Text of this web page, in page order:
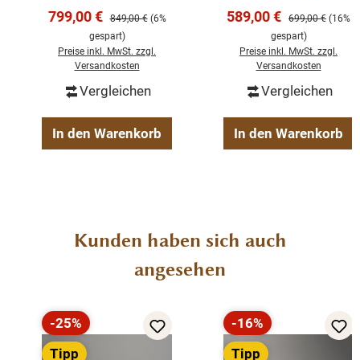
fertig montiert
stabile Regalböden
Landhaus-Stil
Massivholz
Teakholz
Losari
Weichholz
Verkaufspreis:
799,00 € Regulärer Preis:
849,00 € (6%
gespart)
Preise inkl. MwSt. zzgl.
Versandkosten
Vergleichen
In den Warenkorb
Verkaufspreis:
589,00 € Regulärer Preis:
699,00 € (16%
gespart)
Preise inkl. MwSt. zzgl.
Versandkosten
Vergleichen
In den Warenkorb
Produktgalerie überspringen
Kunden haben sich auch
angesehen
Rabatt
-25%
Tipp
Rabatt
-16%
Tipp